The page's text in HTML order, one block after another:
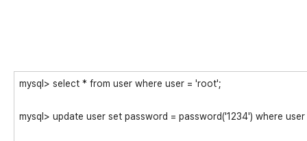
mysql> select * from user where user = 'root';
mysql> update user set password = password('1234') where